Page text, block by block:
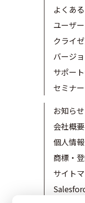
よくあ
ユーザ
クライ
バージ
サポー
セミナ
お知らせ
会社概要
個人情
商標・
サイト